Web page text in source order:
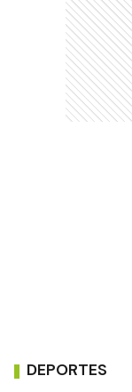
DEPORTES